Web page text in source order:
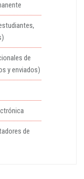
de
y enviados)
de